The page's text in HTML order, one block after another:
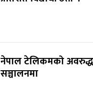
नेपाल टेलिकमको
सञ्चालनमा